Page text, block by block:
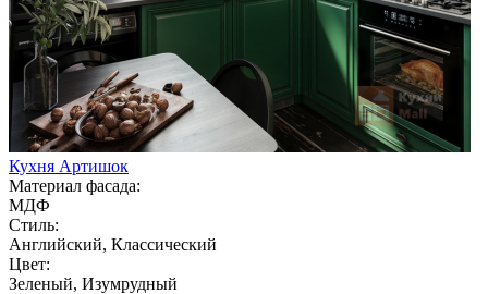
Кухня Артишок
Материал фасада:
МДФ
Стиль:
Английский, Классический
Цвет:
Зеленый, Изумрудный